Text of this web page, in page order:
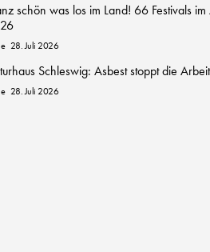
schön was los im Land! 66 Festivals im
28. Juli 2026
Schleswig: Asbest stoppt die
28. Juli 2026